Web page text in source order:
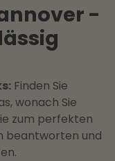
-
Finden Sie
wonach Sie
zum perfekten
beantworten und